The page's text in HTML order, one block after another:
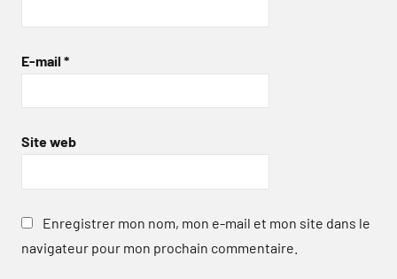
E-mail *
Site web
Enregistrer mon nom, mon e-mail et mon site dans le
navigateur pour mon prochain commentaire.